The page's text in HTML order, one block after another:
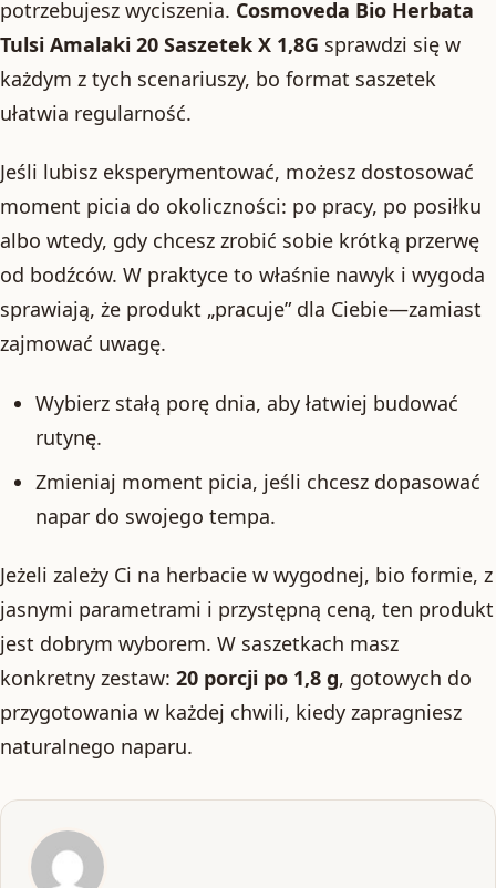
potrzebujesz wyciszenia. Cosmoveda Bio Herbata
Tulsi Amalaki 20 Saszetek X 1,8G sprawdzi się w
każdym z tych scenariuszy, bo format saszetek
ułatwia regularność.
Jeśli lubisz eksperymentować, możesz dostosować
moment picia do okoliczności: po pracy, po posiłku
albo wtedy, gdy chcesz zrobić sobie krótką przerwę
od bodźców. W praktyce to właśnie nawyk i wygoda
sprawiają, że produkt „pracuje” dla Ciebie—zamiast
zajmować uwagę.
Wybierz stałą porę dnia, aby łatwiej budować
rutynę.
Zmieniaj moment picia, jeśli chcesz dopasować
napar do swojego tempa.
Jeżeli zależy Ci na herbacie w wygodnej, bio formie, z
jasnymi parametrami i przystępną ceną, ten produkt
jest dobrym wyborem. W saszetkach masz
konkretny zestaw: 20 porcji po 1,8 g, gotowych do
przygotowania w każdej chwili, kiedy zapragniesz
naturalnego naparu.